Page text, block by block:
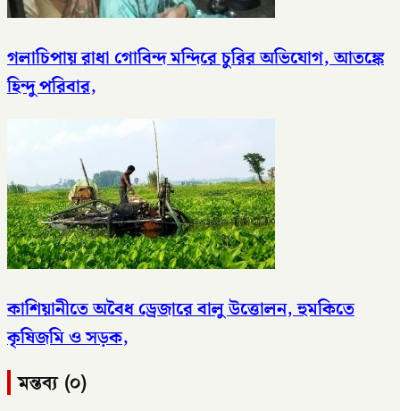
গলাচিপায় রাধা গোবিন্দ মন্দিরে চুরির অভিযোগ, আতঙ্কে
হিন্দু পরিবার,
কাশিয়ানীতে অবৈধ ড্রেজারে বালু উত্তোলন, হুমকিতে
কৃষিজমি ও সড়ক,
মন্তব্য (০)